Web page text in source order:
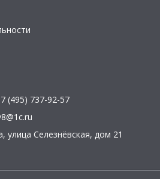
(495) 737-92-57
, улица Селезнёвская, дом 21